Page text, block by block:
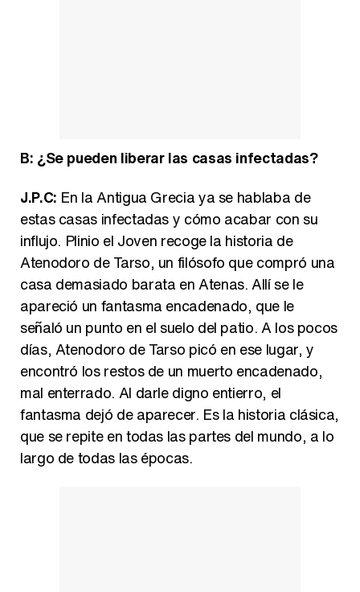
B: ¿Se pueden liberar las casas infectadas?
J.P.C: En la Antigua Grecia ya se hablaba de
estas casas infectadas y cómo acabar con su
influjo. Plinio el Joven recoge la historia de
Atenodoro de Tarso, un filósofo que compró una
casa demasiado barata en Atenas. Allí se le
apareció un fantasma encadenado, que le
señaló un punto en el suelo del patio. A los pocos
días, Atenodoro de Tarso picó en ese lugar, y
encontró los restos de un muerto encadenado,
mal enterrado. Al darle digno entierro, el
fantasma dejó de aparecer. Es la historia clásica,
que se repite en todas las partes del mundo, a lo
largo de todas las épocas.